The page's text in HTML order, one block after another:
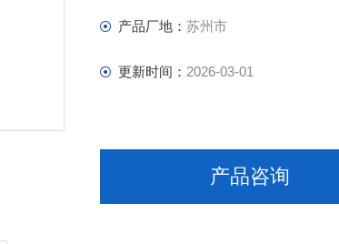
产品厂地： 苏州市
更新时间： 2026-03-01
产品咨询